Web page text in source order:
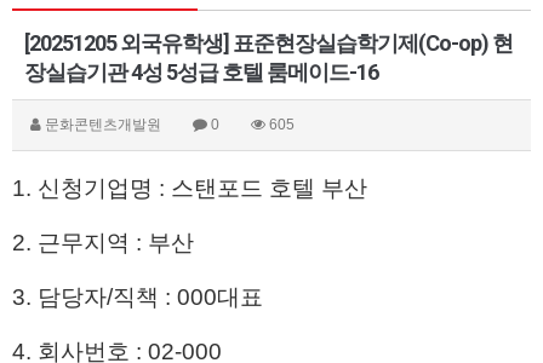
[20251205 외국유학생] 표준현장실습학기제(Co-op) 현
장실습기관 4성 5성급 호텔 룸메이드-16
문화콘텐츠개발원 0 605
1. 신청기업명 : 스탠포드 호텔 부산
2. 근무지역 : 부산
3. 담당자/직책 : 000대표
4. 회사번호 : 02-000